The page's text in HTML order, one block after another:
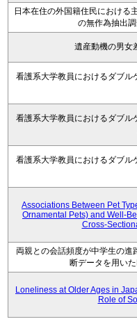
日本在住の外国籍住民におけ
の無作為抽出
遺産動機の男女
看護系大学教員におけるダブル
看護系大学教員におけるダブル
看護系大学教員におけるダブル
Associations Between Pet
Ornamental Pets) and Well-
Cross-
両親との会話頻度が中学生の進
断データを用い
Loneliness at Older Ages in
Role of